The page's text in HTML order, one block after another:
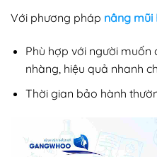
Với phương pháp nâng mũi
Phù hợp với người muốn
nhàng, hiệu quả nhanh
Thời gian bảo hành